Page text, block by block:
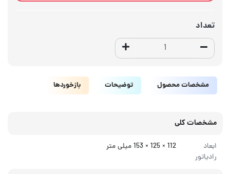
تعداد
مشخصات محصول توضیحات بازخوردها
مشخصات کلی
ابعاد
رادیاتور
112 × 125 × 153 میلی‌ متر